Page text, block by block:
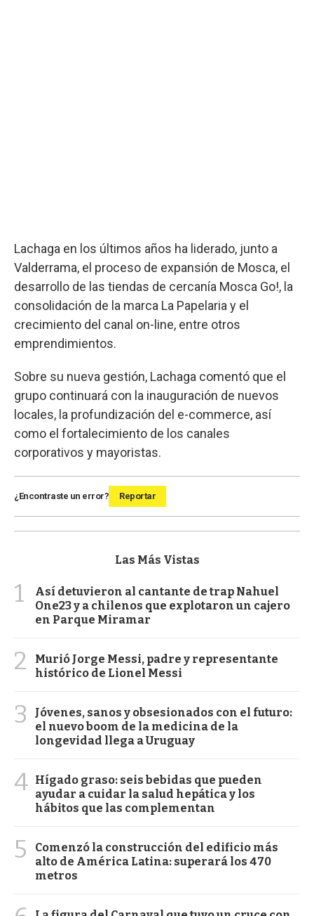
Lachaga en los últimos años ha liderado, junto a
Valderrama, el proceso de expansión de Mosca, el
desarrollo de las tiendas de cercanía Mosca Go!, la
consolidación de la marca La Papelaria y el
crecimiento del canal on-line, entre otros
emprendimientos.
Sobre su nueva gestión, Lachaga comentó que el
grupo continuará con la inauguración de nuevos
locales, la profundización del e-commerce, así
como el fortalecimiento de los canales
corporativos y mayoristas.
¿Encontraste un error? Reportar
Las Más Vistas
1
Así detuvieron al cantante de trap Nahuel
One23 y a chilenos que explotaron un cajero
en Parque Miramar
2
Murió Jorge Messi, padre y representante
histórico de Lionel Messi
3
Jóvenes, sanos y obsesionados con el futuro:
el nuevo boom de la medicina de la
longevidad llega a Uruguay
4 Hígado graso: seis bebidas que pueden
ayudar a cuidar la salud hepática y los
hábitos que las complementan
5
Comenzó la construcción del edificio más
alto de América Latina: superará los 470
metros